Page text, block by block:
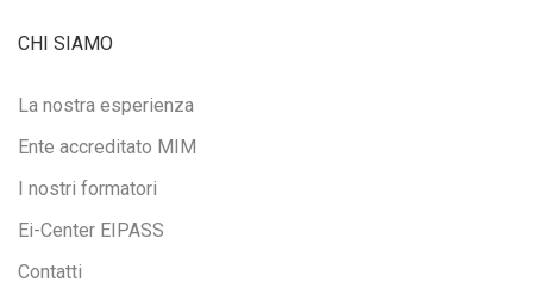
CHI SIAMO
La nostra esperienza
Ente accreditato MIM
I nostri formatori
Ei-Center EIPASS
Contatti